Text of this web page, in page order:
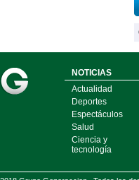
NOTICIAS
Actualidad
Deportes
Espectáculos
Salud
Ciencia y
tecnología